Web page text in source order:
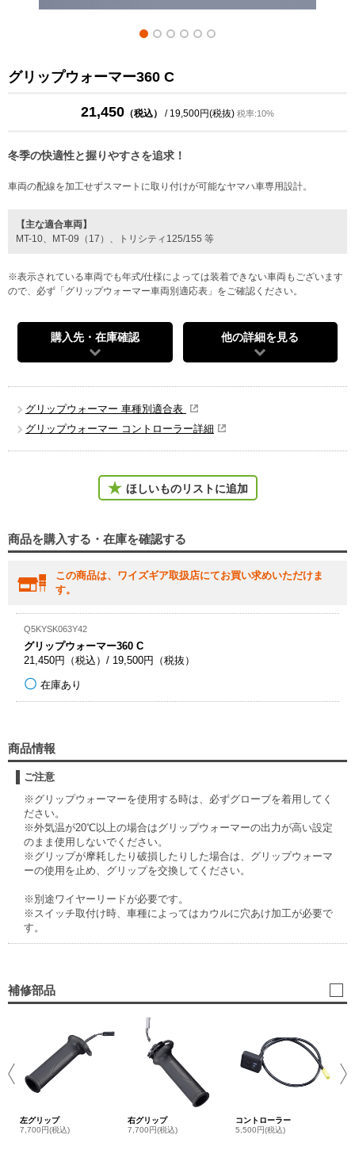
グリップウォーマー360 C
21,450 （税込） / 19,500円(税抜) 税率:10%
冬季の快適性と握りやすさを追求！
車両の配線を加工せずスマートに取り付けが可能なヤマハ車専用設計。
【主な適合車両】
MT-10、MT-09（17）、トリシティ125/155 等
※表示されている車両でも年式/仕様によっては装着できない車両もございます
ので、必ず「グリップウォーマー車両別適応表」をご確認ください。
購入先・在庫確認 他の詳細を見る
グリップウォーマー 車種別適合表
グリップウォーマー コントローラー詳細
ほしいものリストに追加
商品を購入する・在庫を確認する
この商品は、ワイズギア取扱店にてお買い求めいただけま
す。
Q5KYSK063Y42
グリップウォーマー360 C
21,450円（税込）/ 19,500円（税抜）
在庫あり
商品情報
ご注意
※グリップウォーマーを使用する時は、必ずグローブを着用してく
ださい。
※外気温が20℃以上の場合はグリップウォーマーの出力が高い設定
のまま使用しないでください。
※グリップが摩耗したり破損したりした場合は、グリップウォーマ
ーの使用を止め、グリップを交換してください。
※別途ワイヤーリードが必要です。
※スイッチ取付け時、車種によってはカウルに穴あけ加工が必要で
す。
補修部品
左グリップ
7,700円(税込)
右グリップ
7,700円(税込)
コントローラー
5,500円(税込)